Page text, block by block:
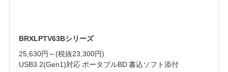
BRXLPTV63Bシリーズ
25,630円～ (税抜23,300円)
USB3.2(Gen1)対応 ポータブルBD 書込ソフト添付